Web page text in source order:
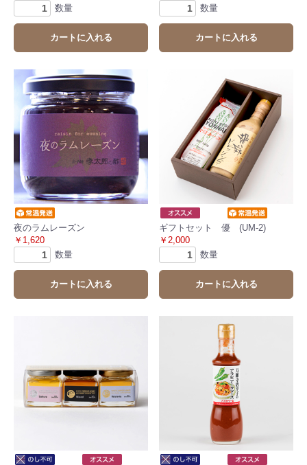
数量
カートに入れる
数量
カートに入れる
夜のラムレーズン
￥1,620
数量
カートに入れる
ギフトセット 優 (UM-2)
￥2,000
数量
カートに入れる